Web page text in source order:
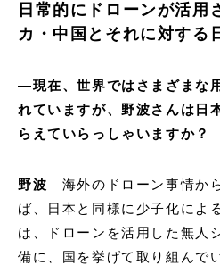
日常的にドローンが活用
カ・中国とそれに対する
―現在、世界ではさまざまな
れていますが、野波さんは日
らえていらっしゃいますか？
野波
海外のドローン事情か
ば、日本と同様に少子化によ
は、ドローンを活用した無人
備に、国を挙げて取り組んで